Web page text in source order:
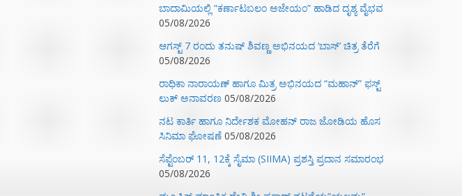
ಬಾದಾಮಿಯಲ್ಲಿ “ಕರ್ಣಾಟಬಲಂ ಅಜೇಯಂ” ಹಾಡಿದ ದೃಶ್ಯ ವೈಭವ
05/08/2026
ಆಗಸ್ಟ್ 7 ರಂದು ತನುಷ್ ಶಿವಣ್ಣ ಅಭಿನಯದ ‘ಬಾಸ್’ ಚಿತ್ರ ತೆರೆಗೆ
05/08/2026
ರಾಧಿಕಾ ನಾರಾಯಣ್ ಹಾಗೂ ಮಿತ್ರ ಅಭಿನಯದ “ಮಹಾನ್” ಫಸ್ಟ್
ಲುಕ್ ಅನಾವರಣ 05/08/2026
ನಟ ಕಾರ್ತಿ ಹಾಗೂ ನಿರ್ದೇಶಕ ಮೋಹನ್ ರಾಜ ಜೋಡಿಯ ಹೊಸ
ಸಿನಿಮಾ ಘೋಷಣೆ 05/08/2026
ಸೆಪ್ಟೆಂಬರ್ 11, 12ಕ್ಕೆ ಸೈಮಾ (SIIMA) ಪ್ರಶಸ್ತಿ ಪ್ರದಾನ ಸಮಾರಂಭ
05/08/2026